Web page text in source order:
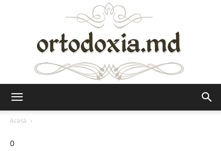
Acasă
0